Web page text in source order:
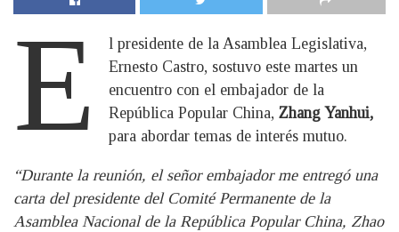
E
l presidente de la Asamblea Legislativa,
Ernesto Castro, sostuvo este martes un
encuentro con el embajador de la
República Popular China,Zhang Yanhui,
para abordar temas de interés mutuo.
“Durante la reunión, el señor embajador me entregó una
carta del presidente del Comité Permanente de la
Asamblea Nacional de la República Popular China, Zhao